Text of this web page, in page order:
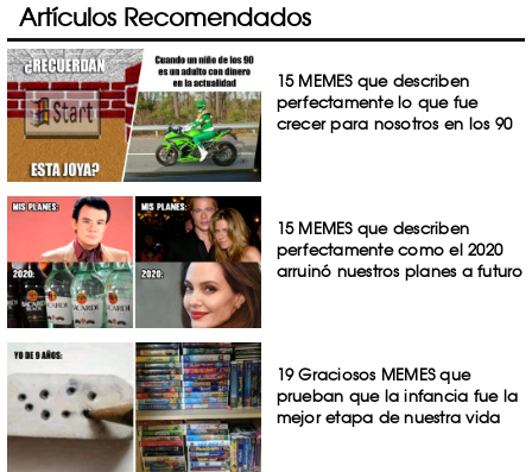
Artículos Recomendados
15 MEMES que describen
perfectamente lo que fue
crecer para nosotros en los 90
15 MEMES que describen
perfectamente como el 2020
arruinó nuestros planes a futuro
19 Graciosos MEMES que
prueban que la infancia fue la
mejor etapa de nuestra vida